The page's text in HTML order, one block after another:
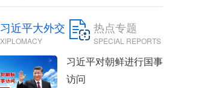
习近平大外交
XIPLOMACY
热点专题
SPECIAL REPORTS
习近平对朝鲜进行国事
访问